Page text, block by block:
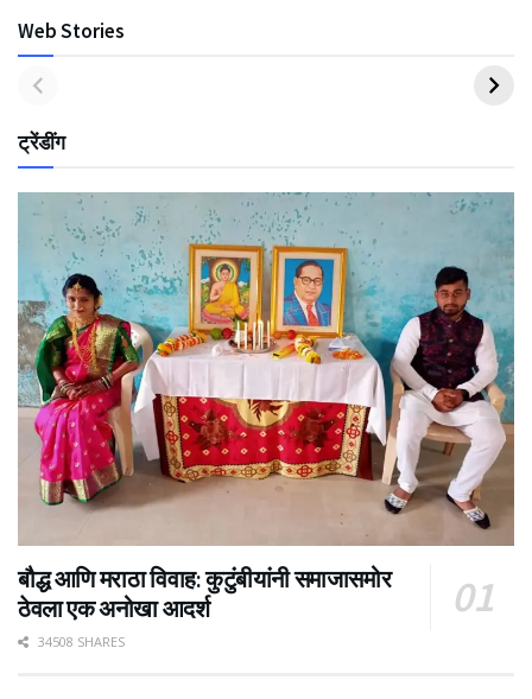
Web Stories
ट्रेंडींग
बौद्ध आणि मराठा विवाह: कुटुंबीयांनी समाजासमोर
ठेवला एक अनोखा आदर्श
34508 SHARES